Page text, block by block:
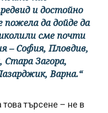
и достойно
пожела да дойде да
сме почти
– София, Пловдив,
Стара Загора,
Варна.“
това търсене – не в